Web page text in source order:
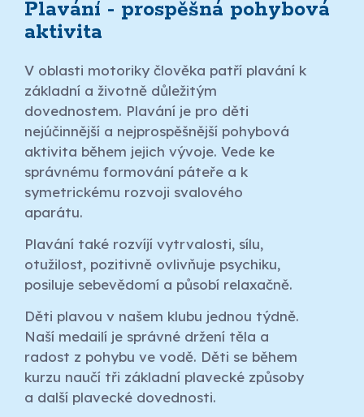
Plavání - prospěšná pohybová
aktivita
V oblasti motoriky člověka patří plavání k
základní a životně důležitým
dovednostem. Plavání je pro děti
nejúčinnější a nejprospěšnější pohybová
aktivita během jejich vývoje. Vede ke
správnému formování páteře a k
symetrickému rozvoji svalového
aparátu.
Plavání také rozvíjí vytrvalosti, sílu,
otužilost, pozitivně ovlivňuje psychiku,
posiluje sebevědomí a působí relaxačně.
Děti plavou v našem klubu jednou týdně.
Naší medailí je správné držení těla a
radost z pohybu ve vodě. Děti se během
kurzu naučí tři základní plavecké způsoby
a další plavecké dovednosti.